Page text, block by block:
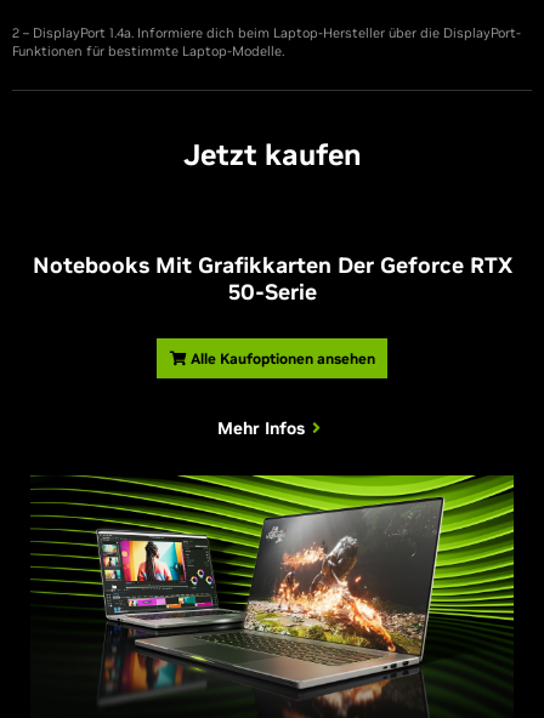
2 – DisplayPort 1.4a. Informiere dich beim Laptop-Hersteller über die DisplayPort-
Funktionen für bestimmte Laptop-Modelle.
Jetzt kaufen
Notebooks Mit Grafikkarten Der Geforce RTX
50-Serie
Alle Kaufoptionen ansehen
Mehr Infos